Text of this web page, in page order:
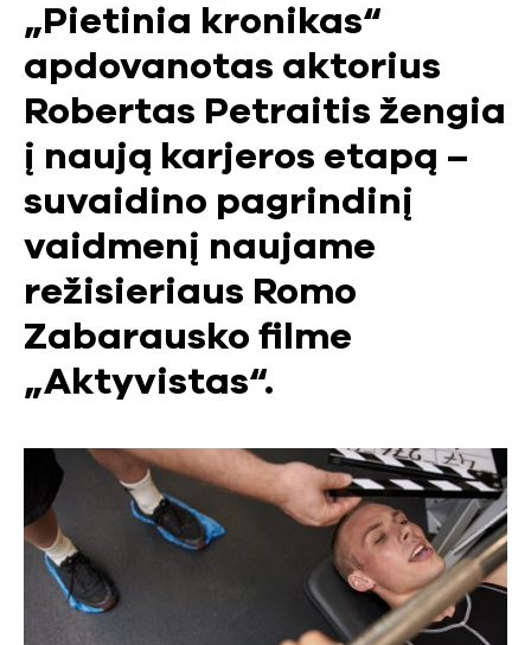
„Pietinia kronikas“
apdovanotas aktorius
Robertas Petraitis žengia
į naują karjeros etapą –
suvaidino pagrindinį
vaidmenį naujame
režisieriaus Romo
Zabarausko filme
„Aktyvistas“.